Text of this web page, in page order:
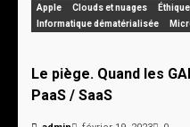
Apple Clouds et nuages Éthique
Informatique dématérialisée
Le piège. Quand les
PaaS / SaaS